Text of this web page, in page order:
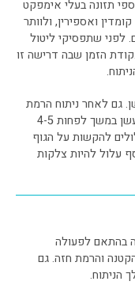
תזונה בעלי אימפקט
ואספירין, ולוותר
בילובה, אומגה 3 ואחרים. לפני שתפסיקי ליטול
הזמן שבה דרישה זו
גם לאחר ניתוח הרמת
חזה, כמו כל ניתוח פלסטי, מומלץ בחום לא לעשן במשך לפחות 4-5
להקשות על הגוף
עלול להיות צלקות
בהתאם לפעולה
והרמת חזה. גם
הניתוח.